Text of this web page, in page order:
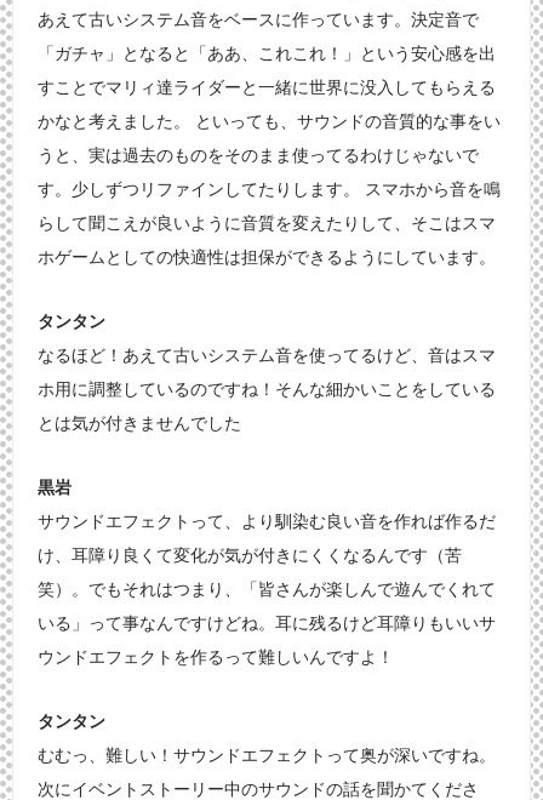
あえて古いシステム音をベースに作っています。決定音で
「ガチャ」となると「ああ、これこれ！」という安心感を出
すことでマリィ達ライダーと一緒に世界に没入してもらえる
かなと考えました。 といっても、サウンドの音質的な事をい
うと、実は過去のものをそのまま使ってるわけじゃないで
す。少しずつリファインしてたりします。 スマホから音を鳴
らして聞こえが良いように音質を変えたりして、そこはスマ
ホゲームとしての快適性は担保ができるようにしています。
タンタン
なるほど！あえて古いシステム音を使ってるけど、音はスマ
ホ用に調整しているのですね！そんな細かいことをしている
とは気が付きませんでした
黒岩
サウンドエフェクトって、より馴染む良い音を作れば作るだ
け、耳障り良くて変化が気が付きにくくなるんです（苦
笑）。でもそれはつまり、「皆さんが楽しんで遊んでくれて
いる」って事なんですけどね。耳に残るけど耳障りもいいサ
ウンドエフェクトを作るって難しいんですよ！
タンタン
むむっ、難しい！サウンドエフェクトって奥が深いですね。
次にイベントストーリー中のサウンドの話を聞かてくださ